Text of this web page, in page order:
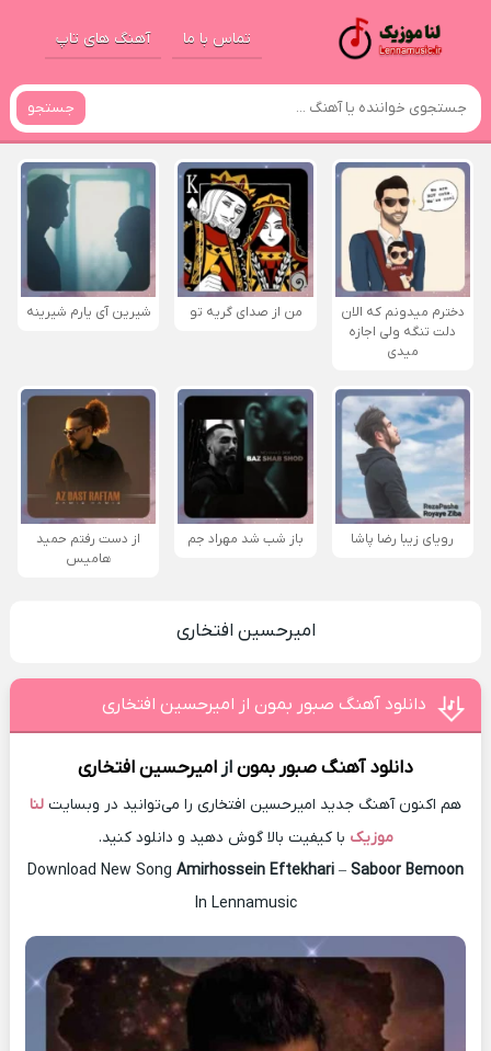
تماس با ما آهنگ های تاپ
جستجو
دخترم میدونم که الان
دلت تنگه ولی اجازه
میدی
من از صدای گريه تو شیرین آی یارم شیرینه
رویای زیبا رضا پاشا باز شب شد مهراد جم
از دست رفتم حمید
هامیس
امیرحسین افتخاری
دانلود آهنگ صبور بمون از امیرحسین افتخاری
دانلود آهنگصبور بمونازامیرحسین افتخاری
هم اکنون آهنگ جدید امیرحسین افتخاری را می‌توانید در وبسایت لنا
موزیک با کیفیت بالا گوش دهید و دانلود کنید.
Download New Song Amirhossein Eftekhari – Saboor Bemoon
In Lennamusic